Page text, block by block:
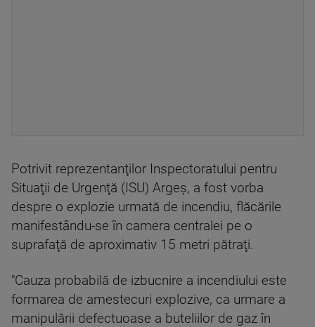
Potrivit reprezentanţilor Inspectoratului pentru
Situaţii de Urgenţă (ISU) Argeş, a fost vorba
despre o explozie urmată de incendiu, flăcările
manifestându-se în camera centralei pe o
suprafaţă de aproximativ 15 metri pătraţi.
"Cauza probabilă de izbucnire a incendiului este
formarea de amestecuri explozive, ca urmare a
manipulării defectuoase a buteliilor de gaz în